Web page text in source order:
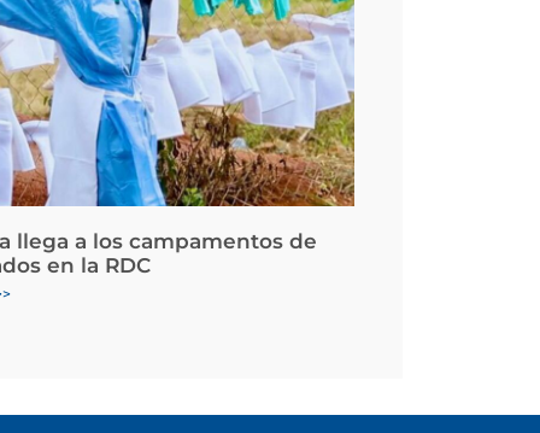
llega a los campamentos de
en la RDC